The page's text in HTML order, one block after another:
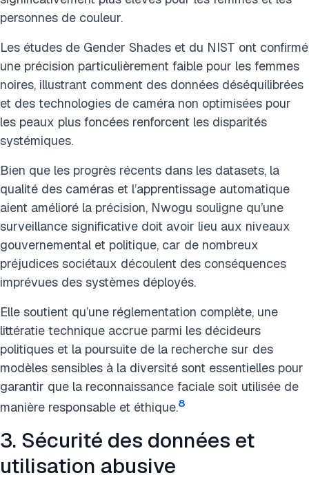
personnes de couleur.
Les études de Gender Shades et du NIST ont confirmé
une précision particulièrement faible pour les femmes
noires, illustrant comment des données déséquilibrées
et des technologies de caméra non optimisées pour
les peaux plus foncées renforcent les disparités
systémiques.
Bien que les progrès récents dans les datasets, la
qualité des caméras et l’apprentissage automatique
aient amélioré la précision, Nwogu souligne qu’une
surveillance significative doit avoir lieu aux niveaux
gouvernemental et politique, car de nombreux
préjudices sociétaux découlent des conséquences
imprévues des systèmes déployés.
Elle soutient qu’une réglementation complète, une
littératie technique accrue parmi les décideurs
politiques et la poursuite de la recherche sur des
modèles sensibles à la diversité sont essentielles pour
garantir que la reconnaissance faciale soit utilisée de
manière responsable et éthique.8
3. Sécurité des données et
utilisation abusive